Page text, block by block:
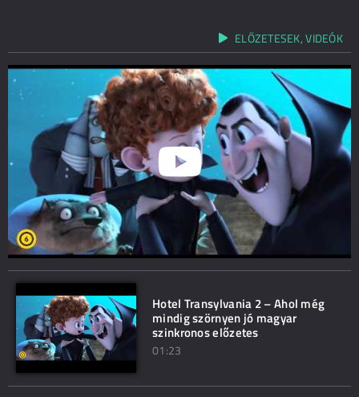
ELŐZETESEK, VIDEÓK
Hotel Transylvania 2 – Ahol még
mindig szörnyen jó magyar
szinkronos előzetes
01:23